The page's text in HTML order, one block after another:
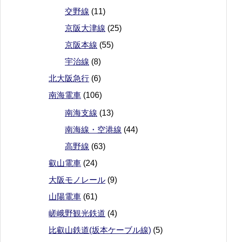
交野線 (11)
京阪大津線 (25)
京阪本線 (55)
宇治線 (8)
北大阪急行 (6)
南海電車 (106)
南海支線 (13)
南海線・空港線 (44)
高野線 (63)
叡山電車 (24)
大阪モノレール (9)
山陽電車 (61)
嵯峨野観光鉄道 (4)
比叡山鉄道(坂本ケーブル線) (5)